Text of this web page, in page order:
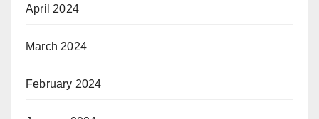
April 2024
March 2024
February 2024